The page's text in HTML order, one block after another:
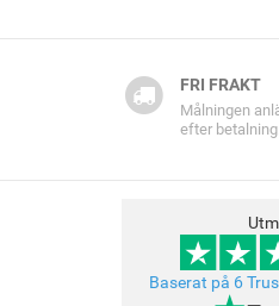
FRI FRAKT
Målningen
efter betalning.
Baserat på 6